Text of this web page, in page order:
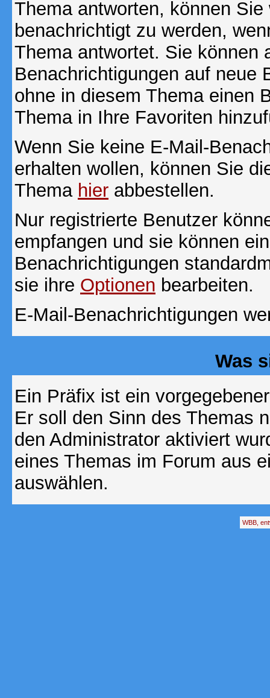
Thema antworten, können
benachrichtigt zu werden,
Thema antwortet. Sie können
Benachrichtigungen auf neue
ohne in diesem Thema einen
Thema in Ihre Favoriten
Wenn Sie keine E-Mail-
erhalten wollen, können Sie
Thema hier abbestellen.
Nur registrierte Benutzer
empfangen und sie können
Benachrichtigungen
sie ihre Optionen bearbeiten.
E-Mail-Benachrichtigungen
Was
Ein Präfix ist ein
Er soll den Sinn des Themas
den Administrator aktiviert
eines Themas im Forum aus
auswählen.
WBB,